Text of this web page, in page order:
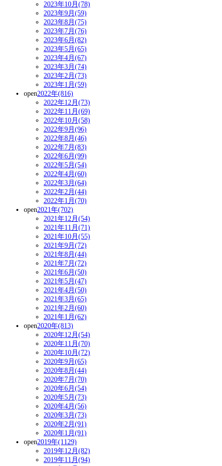
2023年10月(78)
2023年9月(59)
2023年8月(75)
2023年7月(76)
2023年6月(82)
2023年5月(65)
2023年4月(67)
2023年3月(74)
2023年2月(73)
2023年1月(59)
open2022年(816)
2022年12月(73)
2022年11月(69)
2022年10月(58)
2022年9月(96)
2022年8月(46)
2022年7月(83)
2022年6月(99)
2022年5月(54)
2022年4月(60)
2022年3月(64)
2022年2月(44)
2022年1月(70)
open2021年(702)
2021年12月(54)
2021年11月(71)
2021年10月(55)
2021年9月(72)
2021年8月(44)
2021年7月(72)
2021年6月(50)
2021年5月(47)
2021年4月(50)
2021年3月(65)
2021年2月(60)
2021年1月(62)
open2020年(813)
2020年12月(54)
2020年11月(70)
2020年10月(72)
2020年9月(65)
2020年8月(44)
2020年7月(70)
2020年6月(54)
2020年5月(73)
2020年4月(56)
2020年3月(73)
2020年2月(91)
2020年1月(91)
open2019年(1129)
2019年12月(82)
2019年11月(94)